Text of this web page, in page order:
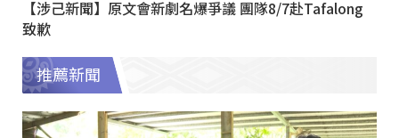
【涉己新聞】原文會新劇名爆爭議 團隊8/7赴Tafalong
致歉
推薦新聞